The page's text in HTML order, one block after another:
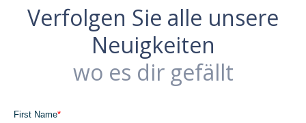
Verfolgen Sie alle unsere
Neuigkeiten
wo es dir gefällt